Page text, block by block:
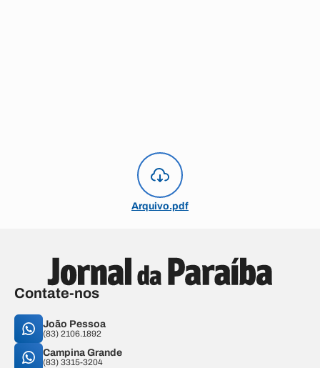
Arquivo.pdf
Contate-nos
João Pessoa
(83) 2106.1892
Campina Grande
(83) 3315-3204